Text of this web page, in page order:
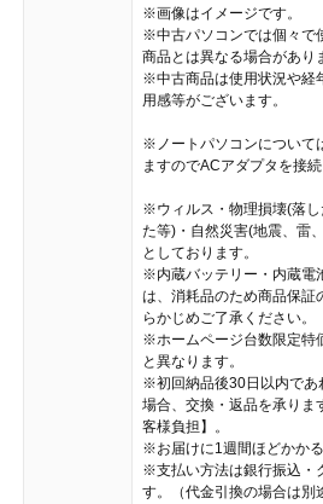
※画像はイメージです。
※中古パソコンでは個々で
商品とは異なる場合があり
※中古商品は使用状況や経
用感等がございます。
※ノートパソコンについて
ますのでACアダプタを接
※ウィルス・物理損壊(落
た等)・自然災害(地震、雷
としております。
※内蔵バッテリー・内蔵電
は、消耗品のため商品保証
らかじめご了承ください。
※ホームページ台数限定特
と異なります。
※初回納品後30日以内であ
場合、交換・返品を承りま
客様負担】。
※お届けに1週間ほどかかる
※支払い方法は銀行振込・
す。（代金引換の場合は別